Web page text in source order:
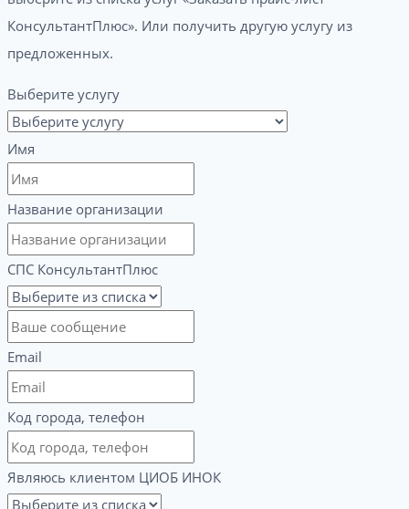
КонсультантПлюс». Или получить другую услугу из
предложенных.
Выберите услугу
Имя
Название организации
СПС КонсультантПлюс
Email
Код города, телефон
Являюсь клиентом ЦИОБ ИНОК